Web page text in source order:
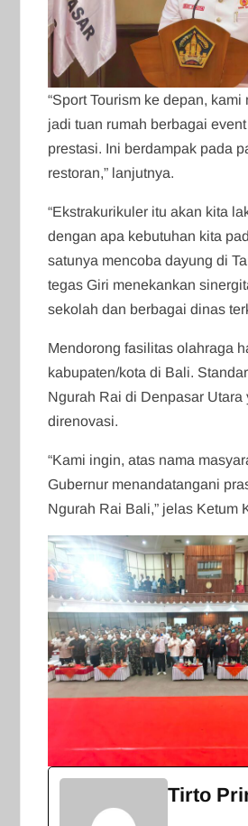
“Sport Tourism ke depan,
jadi tuan rumah berbagai
prestasi. Ini berdampak pada
restoran,” lanjutnya.
“Ekstrakurikuler itu akan kita
dengan apa kebutuhan kita
satunya mencoba dayung di
tegas Giri menekankan
sekolah dan berbagai dinas
Mendorong fasilitas olahraga
kabupaten/kota di Bali.
Ngurah Rai di Denpasar Utara
direnovasi.
“Kami ingin, atas nama
Gubernur menandatangani
Ngurah Rai Bali,” jelas Ketum
Tirto